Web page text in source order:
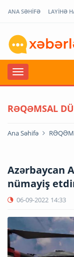
ANA SƏHİFƏ LAYİHƏ
RƏQƏMSAL
Ana Səhifə
Azərbaycan
nümayiş
06-09-2022 14:33